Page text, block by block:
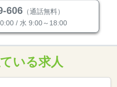
606 （通話無料）
/ 水 9:00～18:00
いる求人